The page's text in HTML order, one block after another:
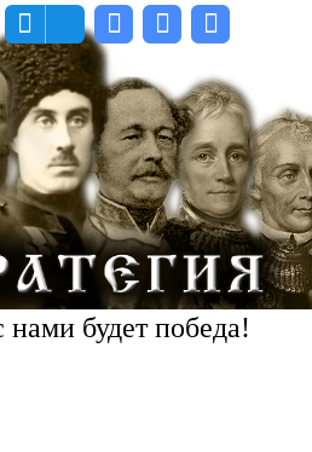
будет победа!